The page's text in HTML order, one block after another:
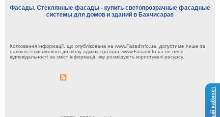
Фасады. Стеклянные фасады - купить светопрозрачные фасадные
системы для домов и зданий в Бахчисарае
Копіювання інформації, що опублікована на www.Fasadinfo.ua, допустиме лише за
наявності письмового дозволу адміністратора. www.Fasadinfo.ua не несе
відповідальності за зміст інформації, яку розміщують користувачі ресурсу.